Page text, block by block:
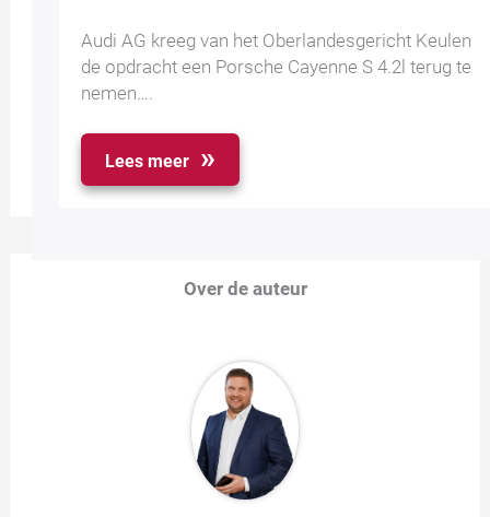
Audi AG kreeg van het Oberlandesgericht Keulen
de opdracht een Porsche Cayenne S 4.2l terug te
nemen….
Lees meer
Over de auteur